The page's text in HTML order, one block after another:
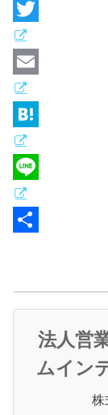
a
c
e
b
o
o
k
T
w
i
t
e
r
E
m
a
i
l
H
a
t
e
L
法人営
ムイン
株